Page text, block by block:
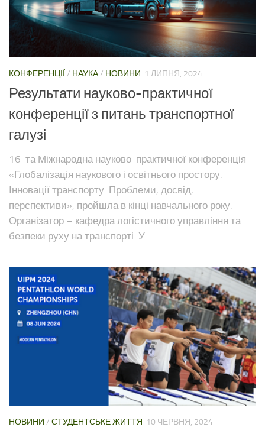
КОНФЕРЕНЦІЇ / НАУКА/ НОВИНИ 1 ЛИПНЯ, 2024
Результати науково-практичної
конференції з питань транспортної
галузі
16-та Міжнародна науково-практичної конференція
«Глобалізація наукового і освітнього простору.
Інновації транспорту. Проблеми, досвід,
перспективи», пройшла в кінці навчального року.
Організатор – кафедра логістичного управління та
безпеки руху на транспорті. У...
НОВИНИ / СТУДЕНТСЬКЕ ЖИТТЯ 10 ЧЕРВНЯ, 2024